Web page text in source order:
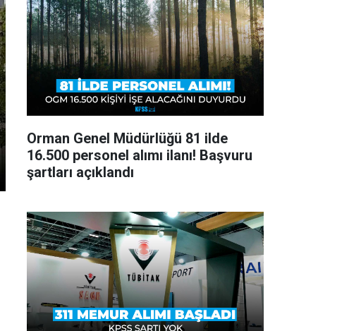
Orman Genel Müdürlüğü 81 ilde
16.500 personel alımı ilanı! Başvuru
şartları açıklandı